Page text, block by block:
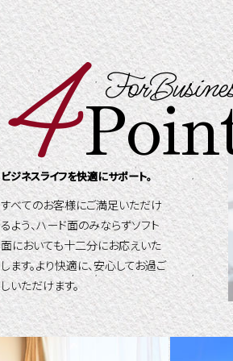
4
ビジネスライフを快適にサポート。
すべてのお客様にご満足いただけ
るよう、ハード面のみならずソフト
面においても十二分にお応えいた
します。より快適に、安心してお過ご
しいただけます。